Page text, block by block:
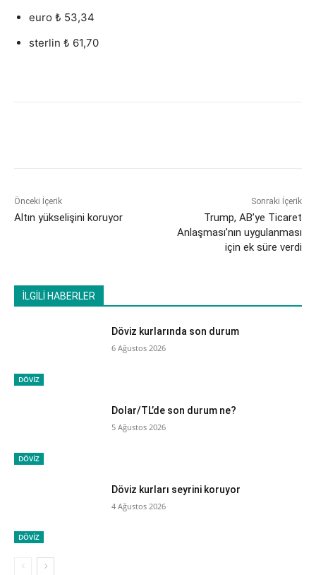
euro ₺ 53,34
sterlin ₺ 61,70
Önceki İçerik
Altın yükselişini koruyor
Sonraki İçerik
​Trump, AB’ye Ticaret
Anlaşması’nın uygulanması
için ek süre verdi
İLGİLİ HABERLER
DÖVİZ
Döviz kurlarında son durum
6 Ağustos 2026
DÖVİZ
Dolar/TL’de son durum ne?
5 Ağustos 2026
DÖVİZ
Döviz kurları seyrini koruyor
4 Ağustos 2026